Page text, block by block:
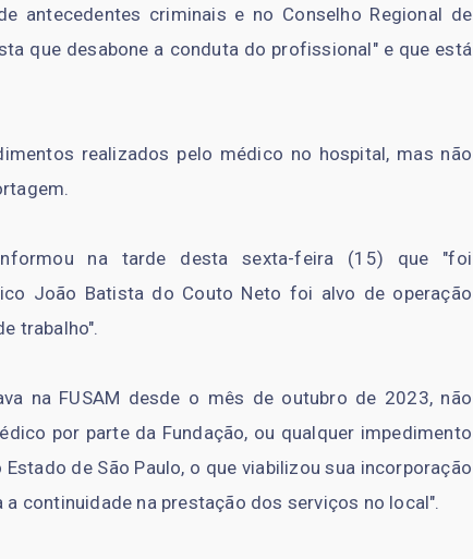
antecedentes criminais e no Conselho Regional de
que desabone a conduta do profissional" e que está
realizados pelo médico no hospital, mas não
na tarde desta sexta-feira (15) que "foi
João Batista do Couto Neto foi alvo de operação
trabalho".
na FUSAM desde o mês de outubro de 2023, não
por parte da Fundação, ou qualquer impedimento
de São Paulo, o que viabilizou sua incorporação
continuidade na prestação dos serviços no local".